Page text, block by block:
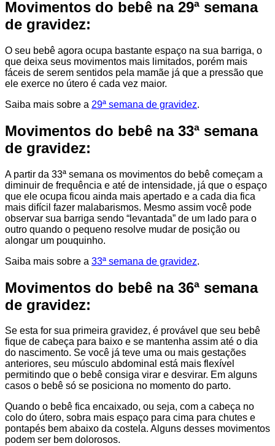
Movimentos do bebê na 29ª semana
de gravidez:
O seu bebê agora ocupa bastante espaço na sua barriga, o
que deixa seus movimentos mais limitados, porém mais
fáceis de serem sentidos pela mamãe já que a pressão que
ele exerce no útero é cada vez maior.
Saiba mais sobre a 29ª semana de gravidez.
Movimentos do bebê na 33ª semana
de gravidez:
A partir da 33ª semana os movimentos do bebê começam a
diminuir de frequência e até de intensidade, já que o espaço
que ele ocupa ficou ainda mais apertado e a cada dia fica
mais difícil fazer malabarismos. Mesmo assim você pode
observar sua barriga sendo “levantada” de um lado para o
outro quando o pequeno resolve mudar de posição ou
alongar um pouquinho.
Saiba mais sobre a 33ª semana de gravidez.
Movimentos do bebê na 36ª semana
de gravidez:
Se esta for sua primeira gravidez, é provável que seu bebê
fique de cabeça para baixo e se mantenha assim até o dia
do nascimento. Se você já teve uma ou mais gestações
anteriores, seu músculo abdominal está mais flexível
permitindo que o bebê consiga virar e desvirar. Em alguns
casos o bebê só se posiciona no momento do parto.
Quando o bebê fica encaixado, ou seja, com a cabeça no
colo do útero, sobra mais espaço para cima para chutes e
pontapés bem abaixo da costela. Alguns desses movimentos
podem ser bem dolorosos.